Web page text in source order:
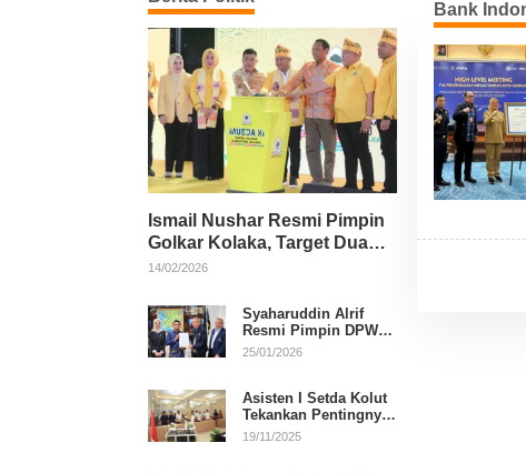
Ismail Nushar Resmi Pimpin
Golkar Kolaka, Target Dua
Kursi per Dapil
14/02/2026
Syaharuddin Alrif
Resmi Pimpin DPW
NasDem Sulsel
25/01/2026
Asisten I Setda Kolut
Tekankan Pentingnya
Pendidikan Politik
19/11/2025
Bank